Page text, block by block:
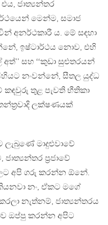
ජාත්‍යන්තර
මෙන්ම, සමාජ
අනර්ථකාරී ය. මේ සඳහා
ඉෂ්ටාර්ථය නොව, එහි
අත්’’ සහ ‘‘කුඩා සුළුතරයන්
නංවන්නේ, සීතල යුද්ධ
තුළ පැවති භීතිකා
ලක්ෂණයක්
මාදුළුවාවේ
ප‍්‍රජාවේ
අපි ගරු කරන්න ඕනේ.
නං, ඒකට මගේ
නැත්නම්, ජාත්‍යන්තරය
ඔප්පු කරන්න අපිට